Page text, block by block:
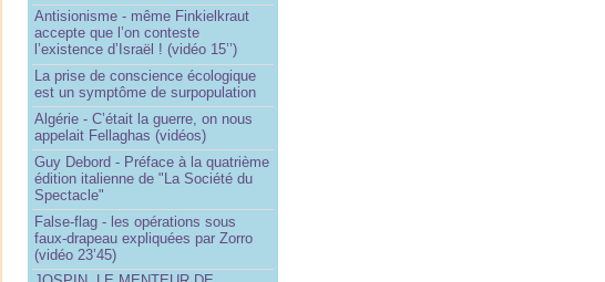
Antisionisme - même Finkielkraut
accepte que l’on conteste
l’existence d’Israël ! (vidéo 15’’)
La prise de conscience écologique
est un symptôme de surpopulation
Algérie - C’était la guerre, on nous
appelait Fellaghas (vidéos)
Guy Debord - Préface à la quatrième
édition italienne de "La Société du
Spectacle"
False-flag - les opérations sous
faux-drapeau expliquées par Zorro
(vidéo 23’45)